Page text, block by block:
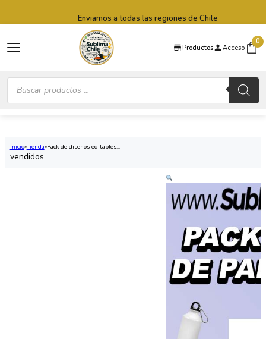
Productos Acceso
0
Búsqueda
productos
Enviamos a todas las regiones de Chile
Inicio Tienda Pack de diseños editables...
vendidos